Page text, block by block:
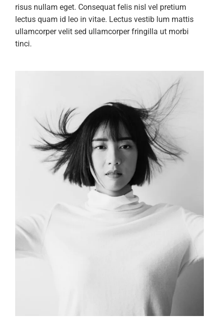
risus nullam eget. Consequat felis nisl vel pretium
lectus quam id leo in vitae. Lectus vestib lum mattis
ullamcorper velit sed ullamcorper fringilla ut morbi
tinci.